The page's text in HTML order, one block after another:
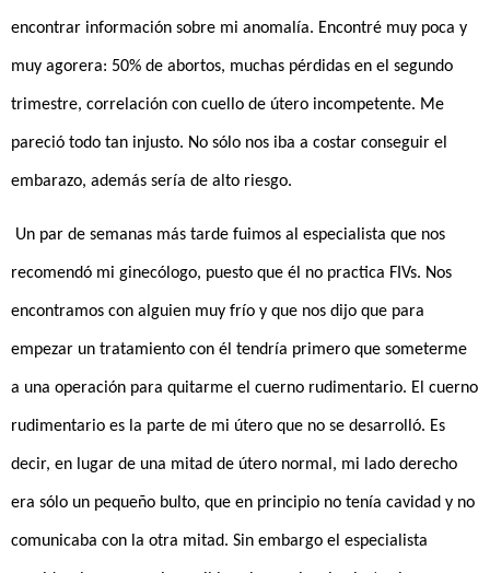
encontrar información sobre mi anomalía. Encontré muy poca y
muy agorera: 50% de abortos, muchas pérdidas en el segundo
trimestre, correlación con cuello de útero incompetente. Me
pareció todo tan injusto. No sólo nos iba a costar conseguir el
embarazo, además sería de alto riesgo.
Un par de semanas más tarde fuimos al especialista que nos
recomendó mi ginecólogo, puesto que él no practica FIVs. Nos
encontramos con alguien muy frío y que nos dijo que para
empezar un tratamiento con él tendría primero que someterme
a una operación para quitarme el cuerno rudimentario. El cuerno
rudimentario es la parte de mi útero que no se desarrolló. Es
decir, en lugar de una mitad de útero normal, mi lado derecho
era sólo un pequeño bulto, que en principio no tenía cavidad y no
comunicaba con la otra mitad. Sin embargo el especialista